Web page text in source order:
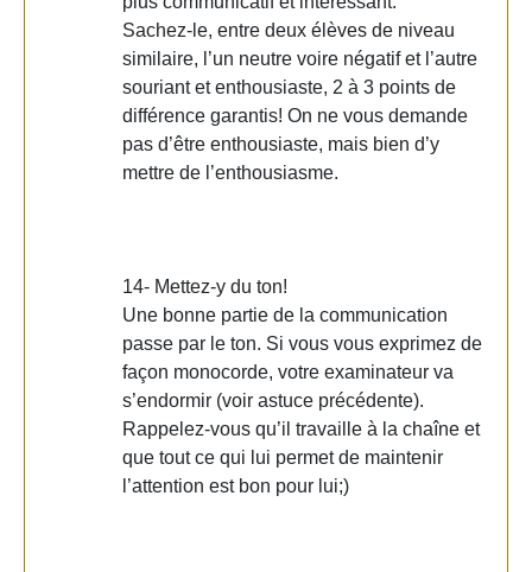
Sachez-le, entre deux élèves de niveau
similaire, l’un neutre voire négatif et l’autre
souriant et enthousiaste, 2 à 3 points de
différence garantis! On ne vous demande
pas d’être enthousiaste, mais bien d’y
mettre de l’enthousiasme.
14- Mettez-y du ton!
Une bonne partie de la communication
passe par le ton. Si vous vous exprimez de
façon monocorde, votre examinateur va
s’endormir (voir astuce précédente).
Rappelez-vous qu’il travaille à la chaîne et
que tout ce qui lui permet de maintenir
l’attention est bon pour lui;)